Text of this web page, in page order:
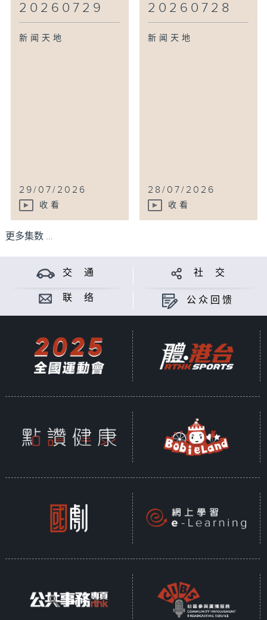
20260729
新闻天地
29/07/2026
收看
20260728
新闻天地
28/07/2026
收看
更多集数 ...
交 通 社 交
联 络 公众回馈